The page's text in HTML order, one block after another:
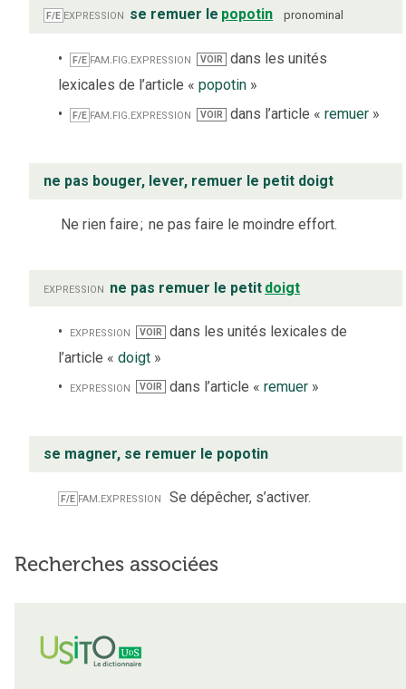
F/E expression se remuer le popotin pronominal
F/E fam.fig.expression VOIR
dans les unités
lexicales de l’article « popotin »
F/E fam.fig.expression VOIR dans l’article «remuer »
ne pas bouger, lever, remuer le petit doigt
Ne rien faire; ne pas faire le moindre effort.
expression ne pas remuer le petit doigt
expression VOIR dans les unités lexicales de
l’article « doigt »
expression
VOIR dans l’article « remuer»
se magner, se remuer le popotin
F/E fam. expression Se dépêcher, s’activer.
Recherches associées